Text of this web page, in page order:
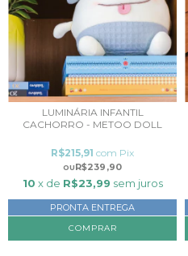
LUMINÁRIA INFANTIL
CACHORRO - METOO DOLL
R$239,90
R$215,91 com Pix
10 x de R$23,99 sem juros
PRONTA ENTREGA